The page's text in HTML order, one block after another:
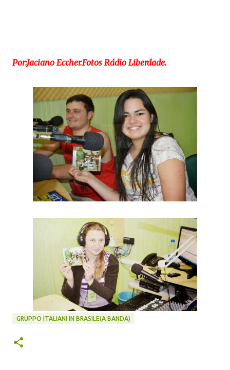
Por:Jaciano Eccher.Fotos Rádio Liberdade.
GRUPPO ITALIANI IN BRASILE(A BANDA)